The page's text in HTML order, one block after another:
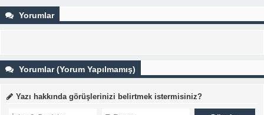
Yorumlar
Yorumlar (Yorum Yapılmamış)
Yazı hakkında görüşlerinizi belirtmek istermisiniz?